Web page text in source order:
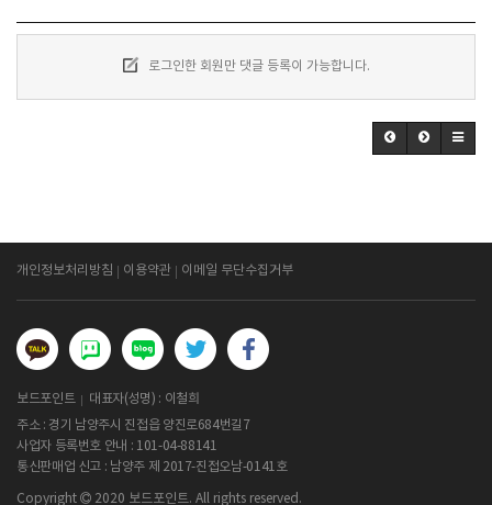
로그인한 회원만 댓글 등록이 가능합니다.
개인정보처리방침 이용약관 이메일 무단수집거부
보드포인트
대표자(성명) : 이철희
주소 : 경기 남양주시 진접읍 양진로684번길7
사업자 등록번호 안내 : 101-04-88141
통신판매업 신고 : 남양주 제 2017-진접오남-0141호
Copyright 2020 보드포인트. All rights reserved.